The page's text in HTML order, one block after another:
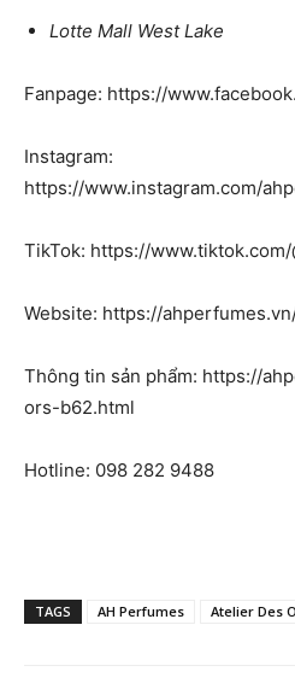
Lotte Mall West Lake
Fanpage: https://
Instagram:
https://www.instagram.com/
TikTok: https://
Website: https://
Thông tin sản phẩm: https://
ors-b62.html
Hotline: 098 282 9488
TAGS AH Perfumes Atelier Des